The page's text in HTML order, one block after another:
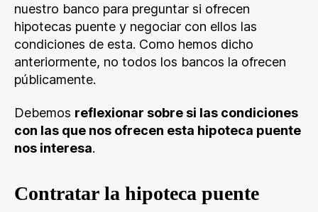
nuestro banco para preguntar si ofrecen
hipotecas puente y negociar con ellos las
condiciones de esta. Como hemos dicho
anteriormente, no todos los bancos la ofrecen
públicamente.
Debemos reflexionar sobre si las condiciones
con las que nos ofrecen esta hipoteca puente
nos interesa.
Contratar la hipoteca puente